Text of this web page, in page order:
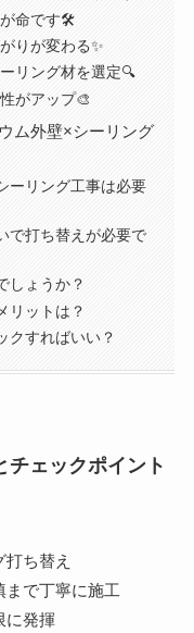
命です🛠️
りが変わる✨
リング材を選定🔍
がアップ🎨
ム外壁×シーリング
ーリング工事は必要
で打ち替えが必要で
しょうか？
リットは？
クすればいい？
チェックポイント
ち替え
で丁寧に施工
に発揮